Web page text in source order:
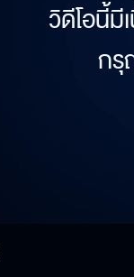
วิดีโอนี้มี
กรุ